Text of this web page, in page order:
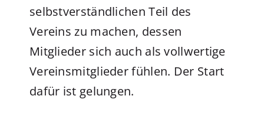
selbstverständlichen Teil des
Vereins zu machen, dessen
Mitglieder sich auch als vollwertige
Vereinsmitglieder fühlen. Der Start
dafür ist gelungen.